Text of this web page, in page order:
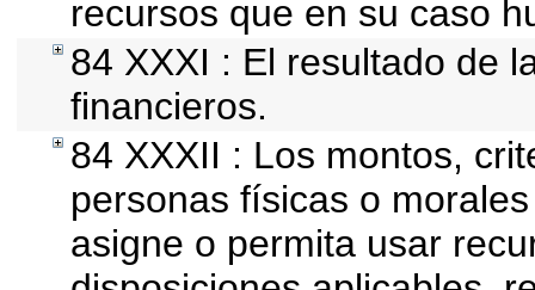
recursos que en su caso
84 XXXI : El resultado de
financieros.
84 XXXII : Los montos,
personas físicas o
asigne o permita usar